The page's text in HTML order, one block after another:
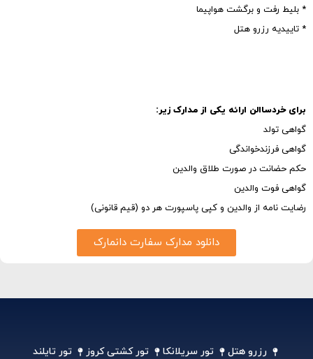
* بلیط رفت و برگشت هواپیما
* تاییدیه رزرو هتل
برای خردساالن ارائه یکی از مدارک زیر:
گواهی تولد
گواهی فرزندخواندگی
حکم حضانت در صورت طلاق والدین
گواهی فوت والدین
رضایت نامه از والدین و کپی پاسپورت هر دو (قیم قانونی)
دانلود مدارک سفارت دانمارک
رزرو هتل تور سریلانکا تور کشتی کروز تور تایلند